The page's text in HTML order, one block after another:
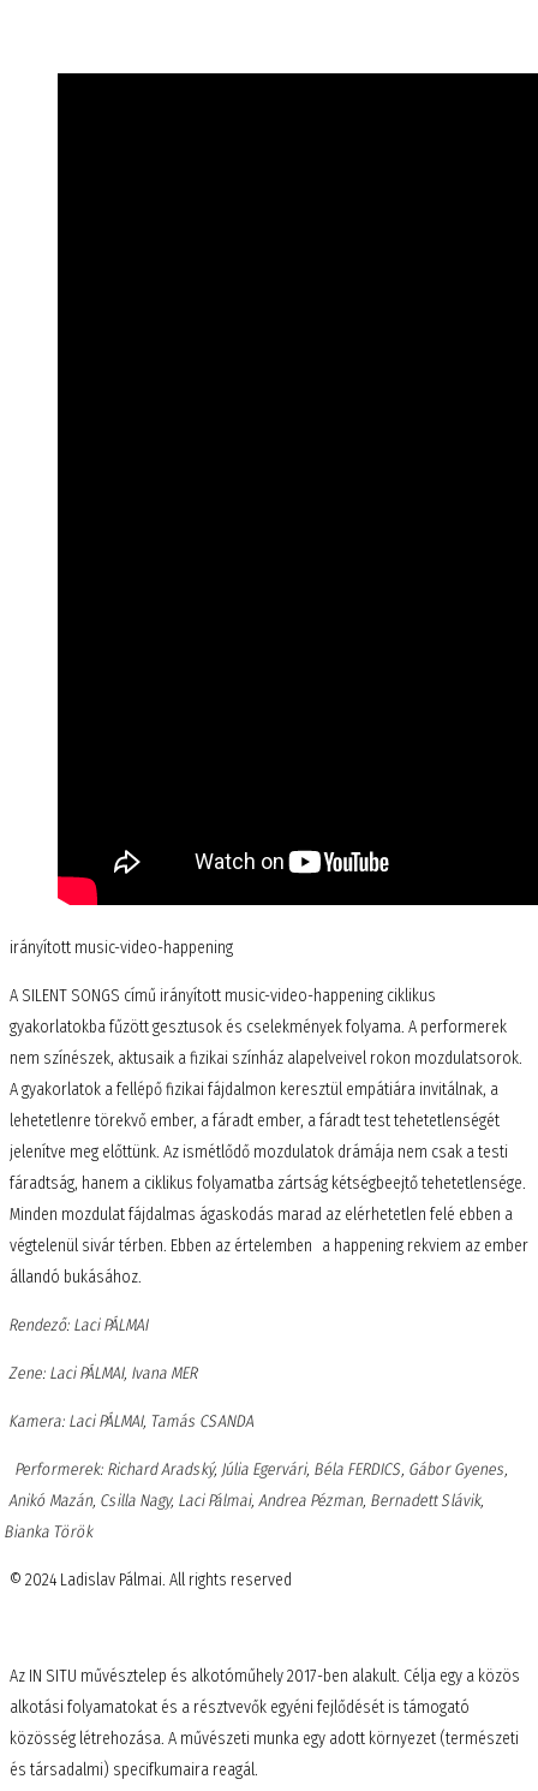
irányított music-video-happening
A SILENT SONGS című irányított music-video-happening ciklikus
gyakorlatokba fűzött gesztusok és cselekmények folyama. A performerek
nem színészek, aktusaik a fizikai színház alapelveivel rokon mozdulatsorok.
A gyakorlatok a fellépő fizikai fájdalmon keresztül empátiára invitálnak, a
lehetetlenre törekvő ember, a fáradt ember, a fáradt test tehetetlenségét
jelenítve meg előttünk. Az ismétlődő mozdulatok drámája nem csak a testi
fáradtság, hanem a ciklikus folyamatba zártság kétségbeejtő tehetetlensége.
Minden mozdulat fájdalmas ágaskodás marad az elérhetetlen felé ebben a
végtelenül sivár térben. Ebben az értelemben a happening rekviem az ember
állandó bukásához.
Rendező: Laci PÁLMAI
Zene: Laci PÁLMAI, Ivana MER
Kamera: Laci PÁLMAI, Tamás CSANDA
Performerek: Richard Aradský, Júlia Egervári, Béla FERDICS, Gábor Gyenes,
Anikó Mazán, Csilla Nagy, Laci Pálmai, Andrea Pézman, Bernadett Slávik,
Bianka Török
© 2024 Ladislav Pálmai. All rights reserved
Az IN SITU művésztelep és alkotóműhely 2017-ben alakult. Célja egy a közös
alkotási folyamatokat és a résztvevők egyéni fejlődését is támogató
közösség létrehozása. A művészeti munka egy adott környezet (természeti
és társadalmi) specifkumaira reagál.